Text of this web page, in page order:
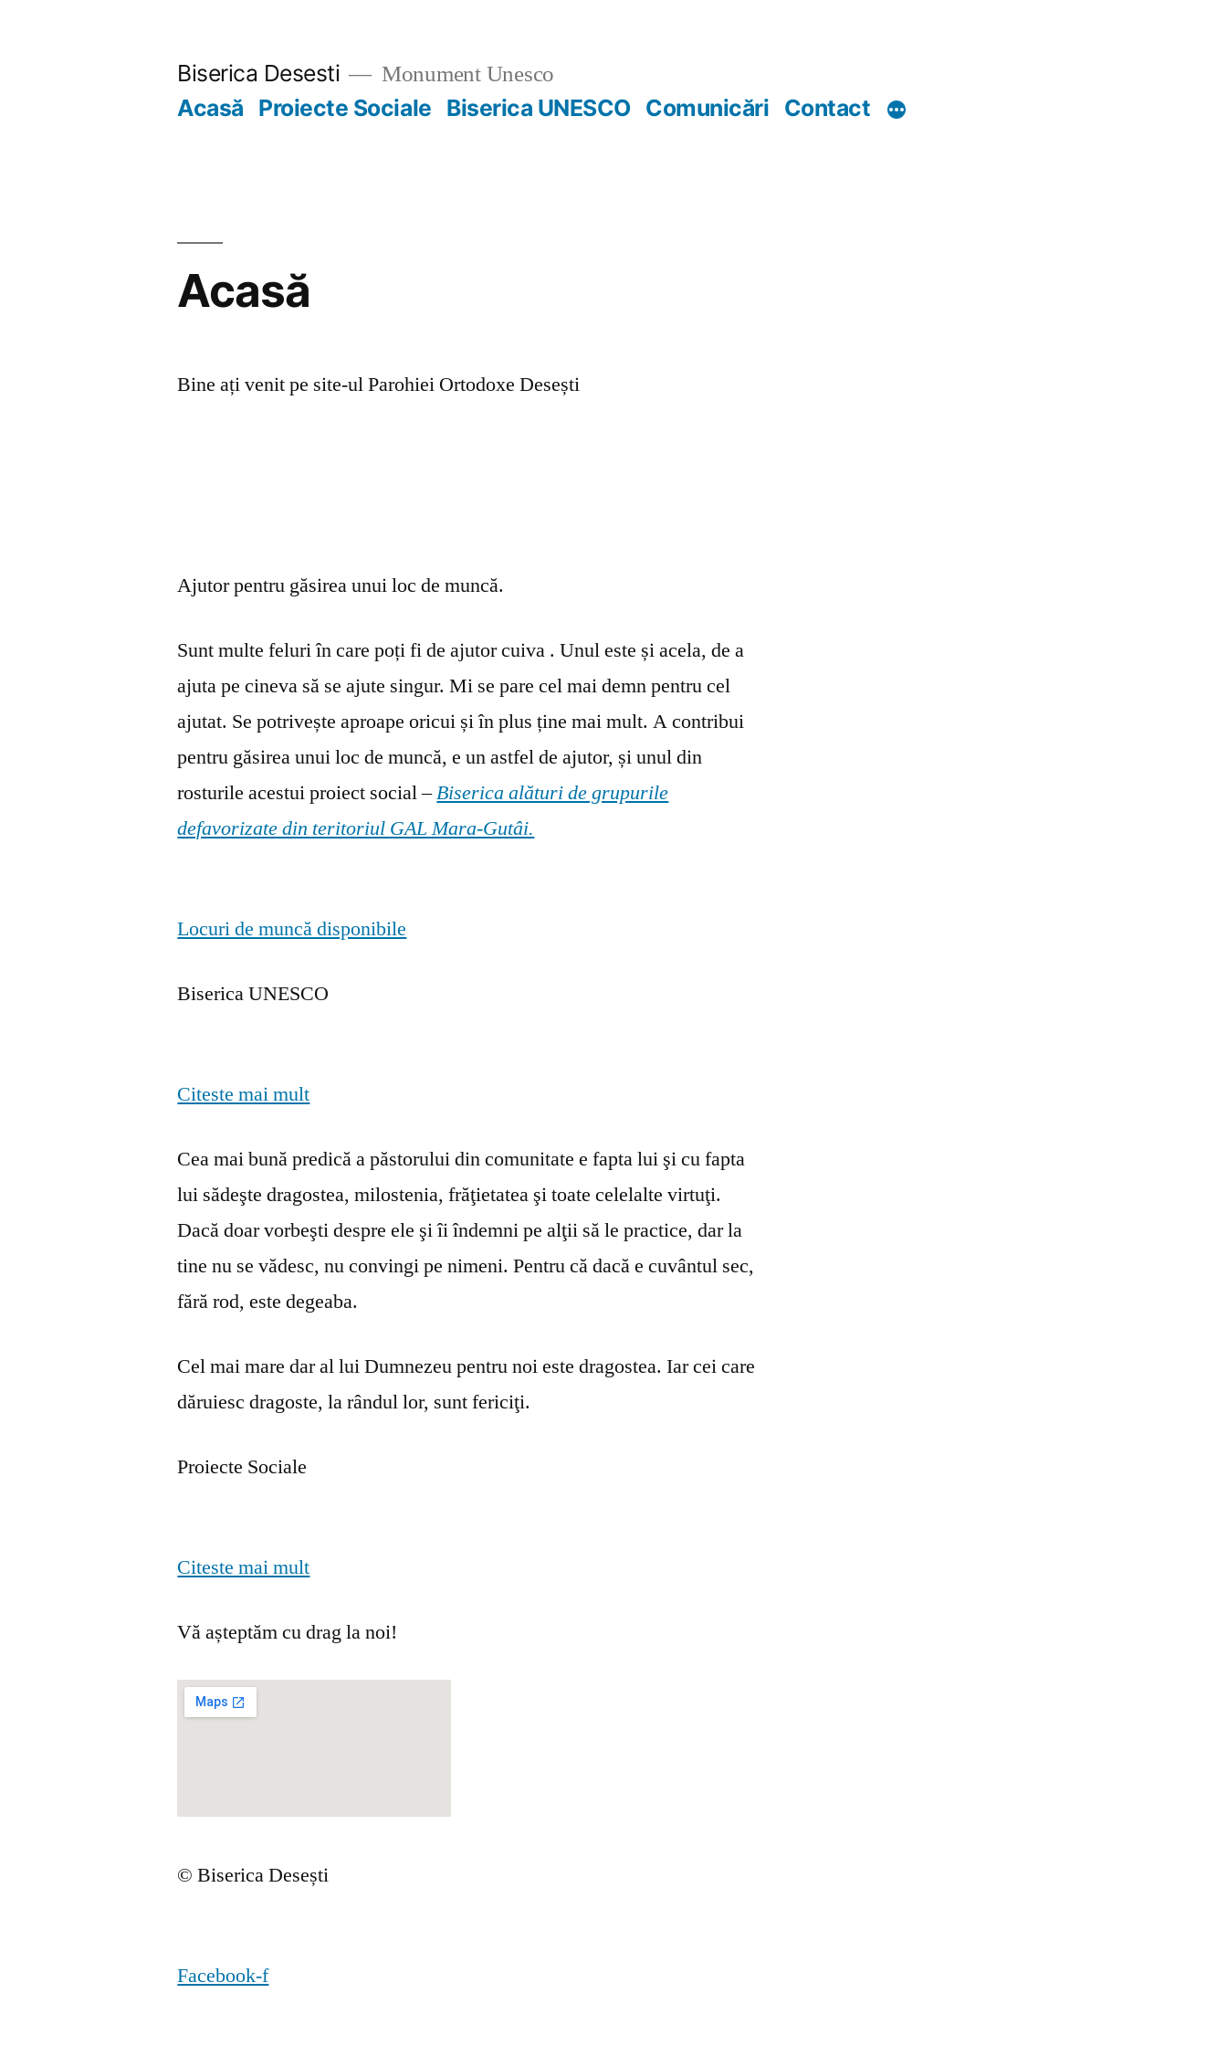
Biserica Desesti Monument Unesco
Acasă Proiecte Sociale Biserica UNESCO Comunicări Contact
Acasă
Bine ați venit pe site-ul Parohiei Ortodoxe Desești
Ajutor pentru găsirea unui loc de muncă.
Sunt multe feluri în care poți fi de ajutor cuiva . Unul este și acela, de a
ajuta pe cineva să se ajute singur. Mi se pare cel mai demn pentru cel
ajutat. Se potrivește aproape oricui și în plus ține mai mult. A contribui
pentru găsirea unui loc de muncă, e un astfel de ajutor, și unul din
rosturile acestui proiect social –Biserica alături de grupurile
defavorizate din teritoriul GAL Mara-Gutâi.
Locuri de muncă disponibile
Biserica UNESCO
Citeste mai mult
Cea mai bună predică a păstorului din comunitate e fapta lui şi cu fapta
lui sădeşte dragostea, milostenia, frăţietatea şi toate celelalte virtuţi.
Dacă doar vorbeşti despre ele şi îi îndemni pe alţii să le practice, dar la
tine nu se vă­desc, nu convingi pe nimeni. Pentru că dacă e cuvântul sec,
fără rod, este degeaba.
Cel mai mare dar al lui Dumnezeu pentru noi este dragostea. Iar cei care
dăruiesc dragoste, la rândul lor, sunt fericiţi.
Proiecte Sociale
Citeste mai mult
Vă așteptăm cu drag la noi!
© Biserica Desești
Facebook-f